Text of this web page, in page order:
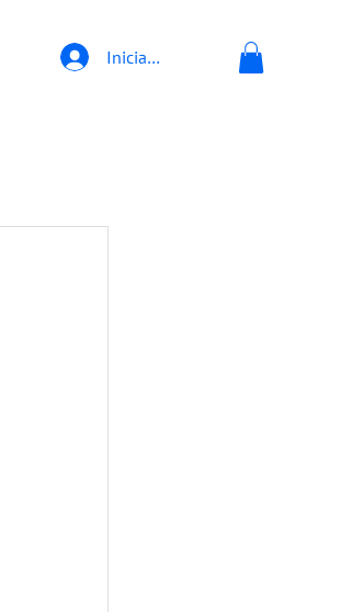
Iniciar sesión